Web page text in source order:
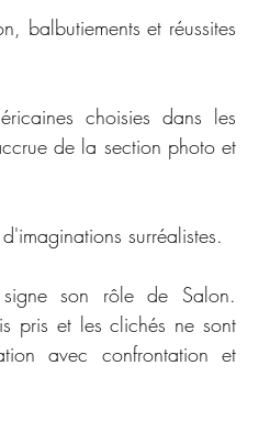
balbutiements et réussites
choisies dans les
de la section photo et
surréalistes.
son rôle de Salon.
pris et les clichés ne sont
avec confrontation et